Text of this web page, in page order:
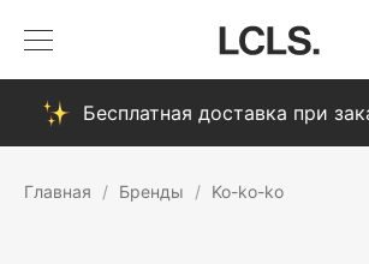
Бесплатная доставка при
Главная Бренды Ko-ko-ko